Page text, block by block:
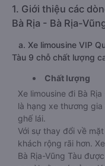
1. Giới thiệu các
Bà Rịa - Bà Rịa-
a. Xe limousine VIP
Tàu 9 chỗ chất lượng
Chất lượng
Xe limousine đi Bà
là hạng xe thương
ghế lái.
Với sự thay đổi về
khách rộng rãi hơn.
Bà Rịa-Vũng Tàu